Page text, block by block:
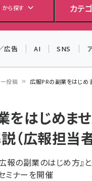
から探す カテ
広告 AI SNS
投稿 広報PRの副業をはじめ
をはじめま
（広報担当
報の副業のはじめ方』
ミナーを開催
2026」
▼申し